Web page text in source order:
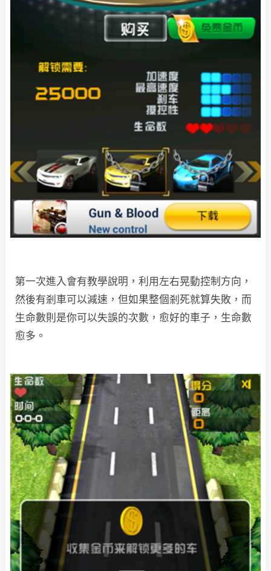
第一次進入會有教學說明，利用左右晃動控制方向，
然後有剎車可以減速，但如果整個剎死就算失敗，而
生命數則是你可以失誤的次數，愈好的車子，生命數
愈多。